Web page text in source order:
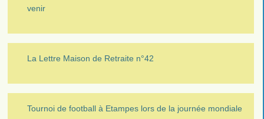
venir
La Lettre Maison de Retraite n°42
Tournoi de football à Etampes lors de la journée mondiale